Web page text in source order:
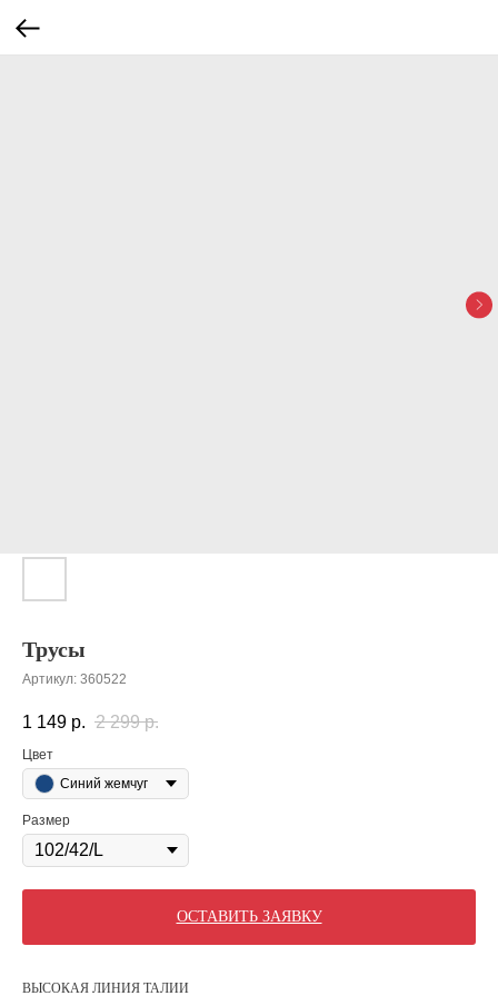
Трусы
Артикул: 360522
1 149 р. 2 299 р.
Цвет
Синий жемчуг
Размер
ОСТАВИТЬ ЗАЯВКУ
ВЫСОКАЯ ЛИНИЯ ТАЛИИ